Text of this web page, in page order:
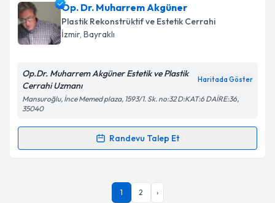
Takvim Talebini Gönder
Op. Dr. S. Ali Kızılkayaiçin randevu takvimi talebi
oluşturun. Size bu uzmandan randevu almanız için bir
takvim hazırlandığında e-posta ile bilgilendireceğiz.
Metni'ni okudum ve kişisel verilerimin belirtilen
kapsamda işlenmesini kabul ediyorum.
Op. Dr. Muharrem Akgüner
Plastik Rekonstrüktif ve Estetik Cerrahi
İzmir, Bayraklı
Op.Dr. Muharrem Akgüner Estetik ve Plastik
Cerrahi Uzmanı
Haritada Göster
Mansuroğlu, İnce Memed plaza, 1593/1. Sk. no:32 D:KAT:6 DAİRE:36,
35040
Randevu Talep Et
Randevu Takvimi Talebi
Op. Dr. Muharrem Akgüneriçin randevu takvimi
talebi oluşturun. Size bu uzmandan randevu almanız
1 2 ›